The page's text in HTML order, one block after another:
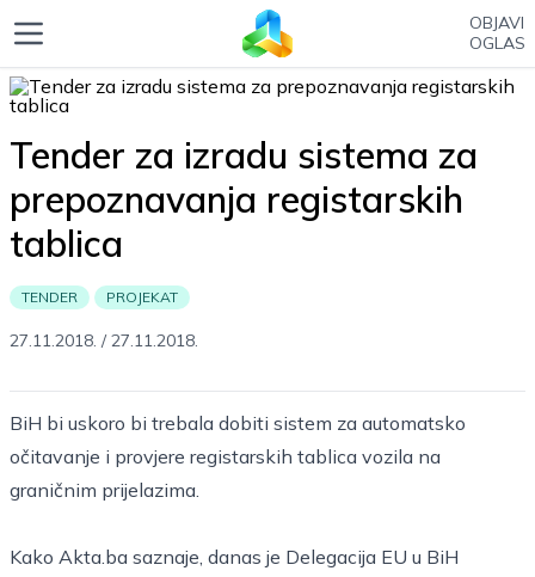
OBJAVI
OGLAS
Tender za izradu sistema za
prepoznavanja registarskih
tablica
TENDER PROJEKAT
27.11.2018. /27.11.2018.
BiH bi uskoro bi trebala dobiti sistem za automatsko
očitavanje i provjere registarskih tablica vozila na
graničnim prijelazima.
Kako Akta.ba saznaje, danas je Delegacija EU u BiH